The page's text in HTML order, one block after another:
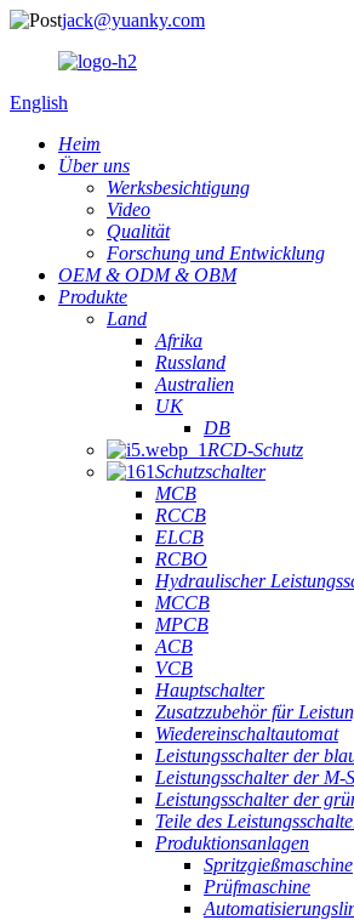
jack@yuanky.com
English
Heim
Über uns
Werksbesichtigung
Video
Qualität
Forschung und Entwicklung
OEM & ODM & OBM
Produkte
Land
Afrika
Russland
Australien
UK
DB
RCD-Schutz
Schutzschalter
MCB
RCCB
ELCB
RCBO
Hydraulischer
MCCB
MPCB
ACB
VCB
Hauptschalter
Zusatzzubehör für
Wiedereinschaltautomat
Leistungsschalter der
Leistungsschalter der M-
Leistungsschalter der
Teile des
Produktionsanlagen
Spritzgießmaschine
Prüfmaschine